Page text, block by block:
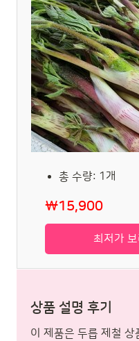
총 수량: 1개
₩15,900
최저가 보
상품 설명 후기
이 제품은 두릅 제철